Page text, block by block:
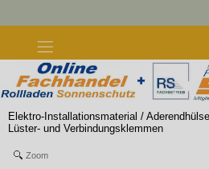
Elektro-Installationsmaterial /
Lüster- und Verbindungsklemmen
Zoom